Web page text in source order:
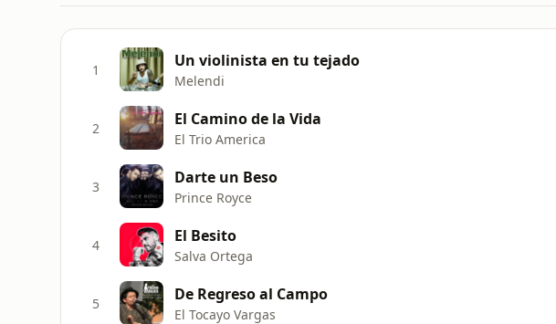
1 Un violinista en tu tejado
Melendi
2 El Camino de la Vida
El Trio America
3 Darte un Beso
Prince Royce
4 El Besito
Salva Ortega
5 De Regreso al Campo
El Tocayo Vargas